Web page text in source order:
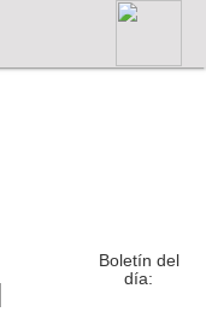
Boletín del
día: